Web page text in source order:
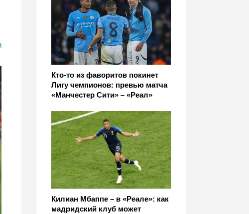
Кто-то из фаворитов покинет
Лигу чемпионов: превью матча
«Манчестер Сити» – «Реал»
Килиан Мбаппе – в «Реале»: как
мадридский клуб может